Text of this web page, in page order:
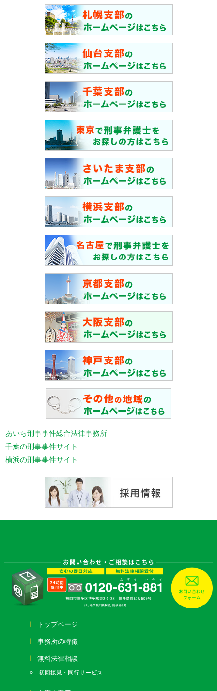
あいち刑事事件総合法律事務所
千葉の刑事事件サイト
横浜の刑事事件サイト
トップページ
事務所の特徴
無料法律相談
初回接見・同行サービス